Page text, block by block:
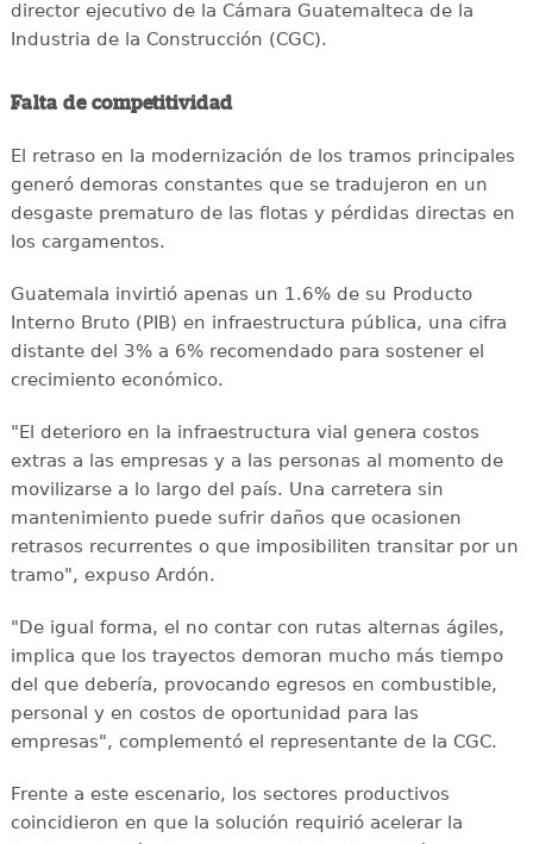
director ejecutivo de la Cámara Guatemalteca de la
Industria de la Construcción (CGC).
Falta de competitividad
El retraso en la modernización de los tramos principales
generó demoras constantes que se tradujeron en un
desgaste prematuro de las flotas y pérdidas directas en
los cargamentos.
Guatemala invirtió apenas un 1.6% de su Producto
Interno Bruto (PIB) en infraestructura pública, una cifra
distante del 3% a 6% recomendado para sostener el
crecimiento económico.
"El deterioro en la infraestructura vial genera costos
extras a las empresas y a las personas al momento de
movilizarse a lo largo del país. Una carretera sin
mantenimiento puede sufrir daños que ocasionen
retrasos recurrentes o que imposibiliten transitar por un
tramo", expuso Ardón.
"De igual forma, el no contar con rutas alternas ágiles,
implica que los trayectos demoran mucho más tiempo
del que debería, provocando egresos en combustible,
personal y en costos de oportunidad para las
empresas", complementó el representante de la CGC.
Frente a este escenario, los sectores productivos
coincidieron en que la solución requirió acelerar la